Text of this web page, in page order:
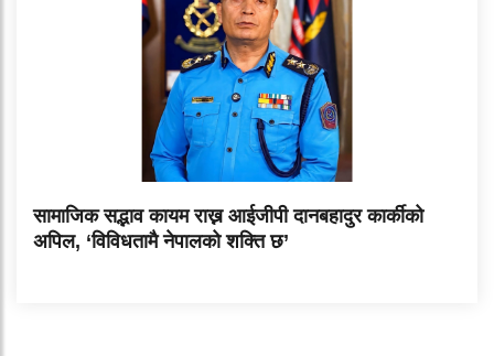
सामाजिक सद्भाव कायम राख्न आईजीपी दानबहादुर कार्कीको
अपिल, ‘विविधतामै नेपालको शक्ति छ’